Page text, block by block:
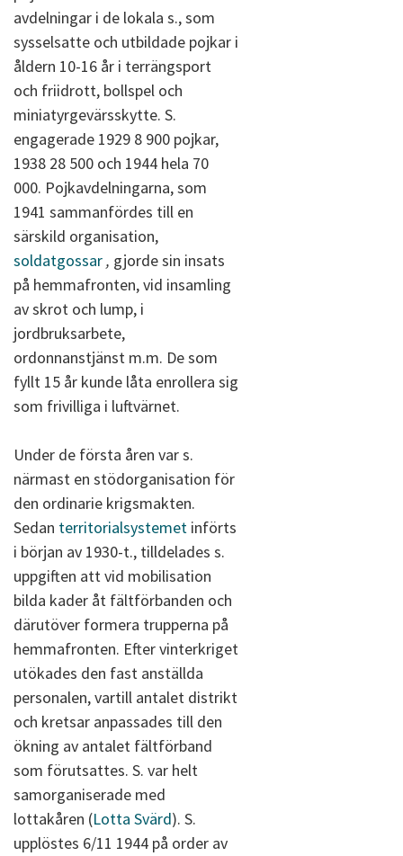
avdelningar i de lokala s., som
sysselsatte och utbildade pojkar i
åldern 10-16 år i terrängsport
och friidrott, bollspel och
miniatyrgevärsskytte. S.
engagerade 1929 8 900 pojkar,
1938 28 500 och 1944 hela 70
000. Pojkavdelningarna, som
1941 sammanfördes till en
särskild organisation,
soldatgossar, gjorde sin insats
på hemmafronten, vid insamling
av skrot och lump, i
jordbruksarbete,
ordonnanstjänst m.m. De som
fyllt 15 år kunde låta enrollera sig
som frivilliga i luftvärnet.
Under de första åren var s.
närmast en stödorganisation för
den ordinarie krigsmakten.
Sedan territorialsystemet införts
i början av 1930-t., tilldelades s.
uppgiften att vid mobilisation
bilda kader åt fältförbanden och
därutöver formera trupperna på
hemmafronten. Efter vinterkriget
utökades den fast anställda
personalen, vartill antalet distrikt
och kretsar anpassades till den
ökning av antalet fältförband
som förutsattes. S. var helt
samorganiserade med
lottakåren (Lotta Svärd). S.
upplöstes 6/11 1944 på order av